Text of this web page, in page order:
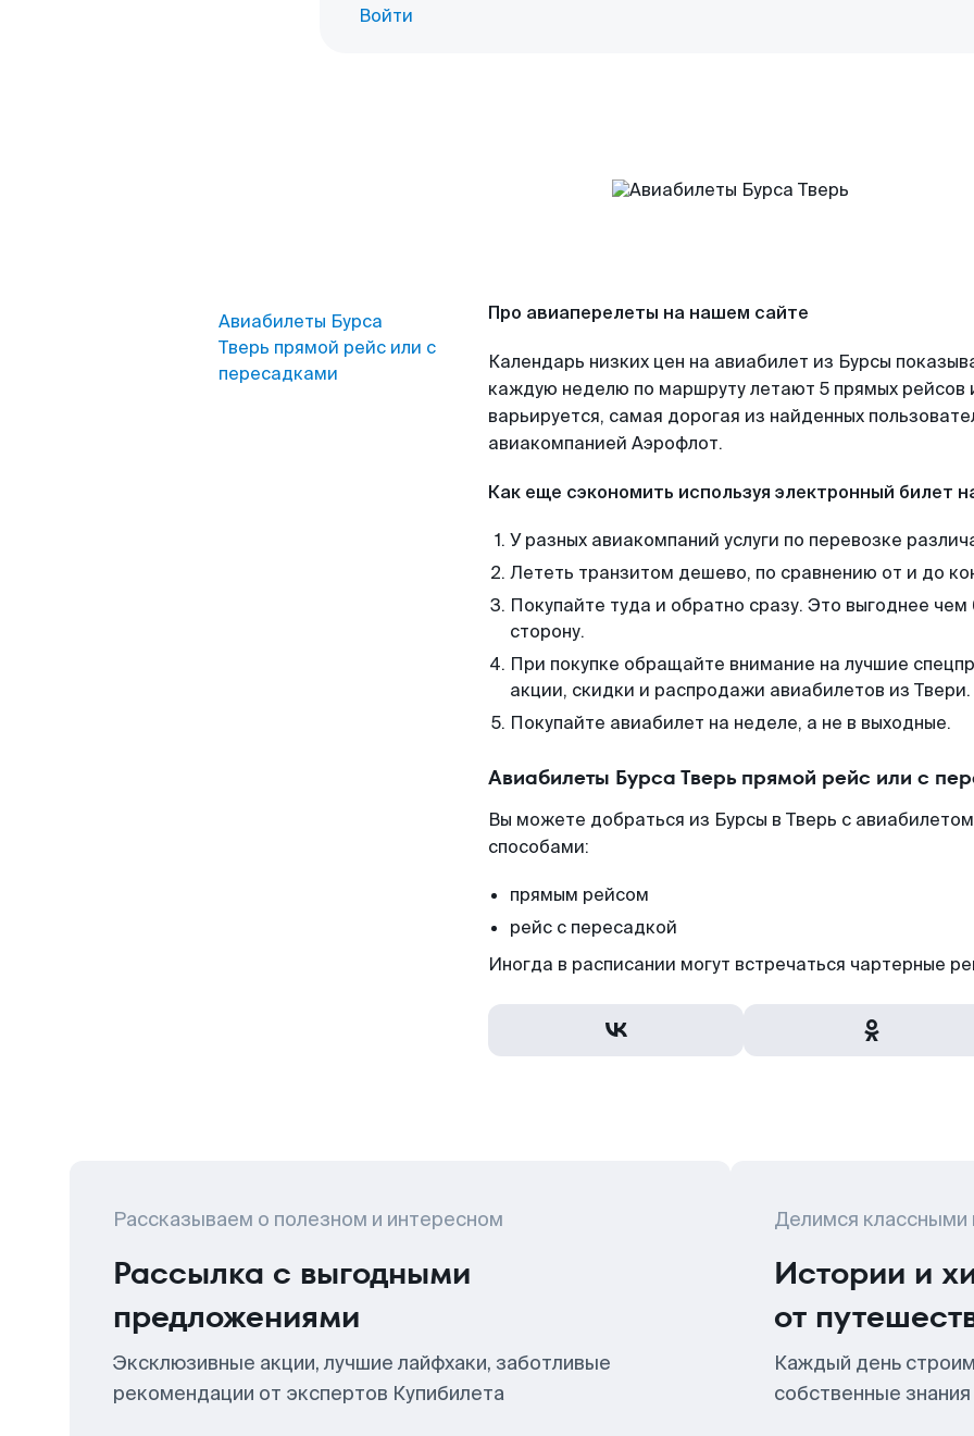
Войти
Авиабилеты Бурса
Тверь прямой рейс или с
пересадками
Про авиаперелеты на нашем сайте
Календарь низких цен на авиабилет из Бурсы
каждую неделю по маршруту летают 5 прямых рейсов
варьируется, самая дорогая из найденных
авиакомпанией Аэрофлот.
Как еще сэкономить используя электронный билет
У разных авиакомпаний услуги по перевозке
Лететь транзитом дешево, по сравнению от и до
Покупайте туда и обратно сразу. Это выгоднее чем
сторону.
При покупке обращайте внимание на лучшие
акции, скидки и распродажи авиабилетов из Твери.
Покупайте авиабилет на неделе, а не в выходные.
Авиабилеты Бурса Тверь прямой рейс или с
Вы можете добраться из Бурсы в Тверь с
способами:
прямым рейсом
рейс с пересадкой
Иногда в расписании могут встречаться чартерные
Рассказываем о полезном и интересном
Рассылка с выгодными
предложениями
Эксклюзивные акции, лучшие лайфхаки, заботливые
рекомендации от экспертов Купибилета
Делимся классными
Истории и
от
Каждый день
собственные